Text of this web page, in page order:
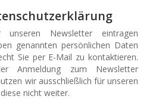
Newsletter eintragen
genannten persönlichen Daten
Sie per E-Mail zu kontaktieren.
Anmeldung zum Newsletter
wir ausschließlich für unseren
nicht weiter.